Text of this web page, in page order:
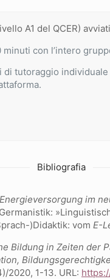
A1 del QCER)
con l’intero
tutoraggio
Bibliografia
im
Germanistik:
)Didaktik: vom E-
Bildung in Zeiten der
2020, 1-13. URL: